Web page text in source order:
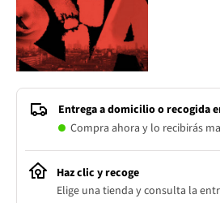
Entrega a domicilio o recogida
Compra ahora y lo recibirás
Haz clic y recoge
Elige una tienda y consulta la